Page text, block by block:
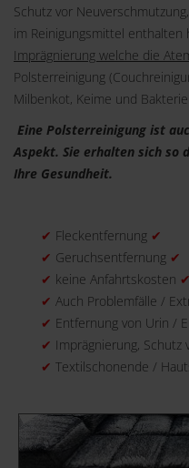
Schutz vor
im Reinigungsmittel enthalten
Imprägnierung welche die
Polsterreinigung
Milbenkot, Keime und
Eine Polsterreinigung ist
Aspekt. Sie erhalten sich so
Ihre Gesundheit.
✔ Fleckentfernung ✔
✔ Geruchsentfernung ✔
✔ keine Anfahrtskosten ✔
✔ Auch Problemfälle /
✔ Entfernung von Urin /
✔ Imprägnierung, Schutz
✔ Textilschonende /